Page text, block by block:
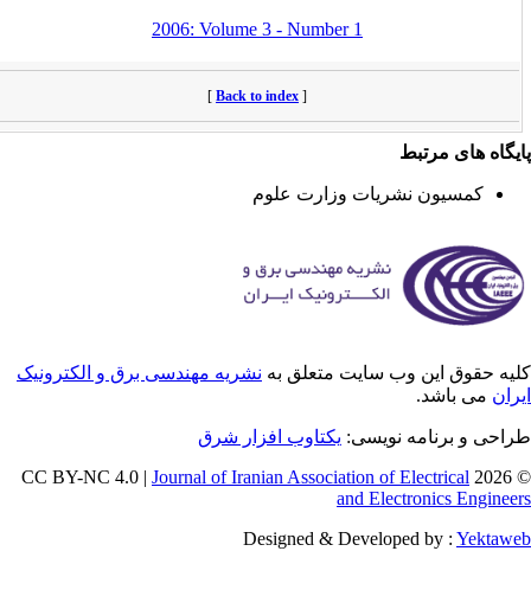
2006: Volume 3 - Number 1
[Back to index
های مرتبط
کمسیون نشریات وزارت علوم
حقوق این وب سایت متعلق بهنشریه مهندسی برق و الکترونیک
می باشد.
و برنامه نویسی: یکتاوب افزار شرق
©
Journal of Iranian Association of Electrical
and Electronics
Designed & Developed by :